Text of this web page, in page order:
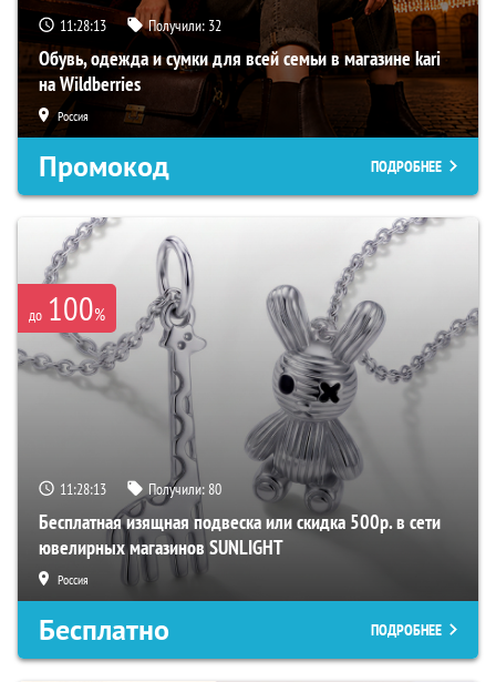
11:28:12 Получили: 32
Обувь, одежда и сумки для всей семьи в магазине kari
на Wildberries
Россия
Промокод ПОДРОБНЕЕ
до 100%
11:28:12 Получили:80
Бесплатная изящная подвеска или скидка 500р. в сети
ювелирных магазинов SUNLIGHT
Россия
Бесплатно ПОДРОБНЕЕ